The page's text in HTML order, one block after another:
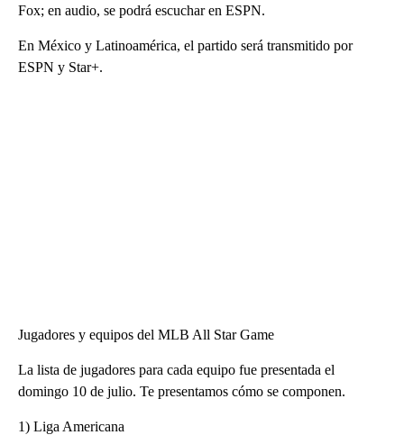
Fox; en audio, se podrá escuchar en ESPN.
En México y Latinoamérica, el partido será transmitido por
ESPN y Star+.
Jugadores y equipos del MLB All Star Game
La lista de jugadores para cada equipo fue presentada el
domingo 10 de julio. Te presentamos cómo se componen.
1) Liga Americana